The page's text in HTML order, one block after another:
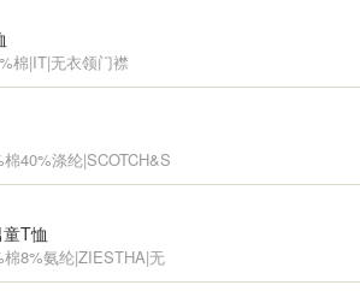
棉|IT|无衣领门襟
40%涤纶|SCOTCH&S
T恤
8%氨纶|ZIESTHA|无